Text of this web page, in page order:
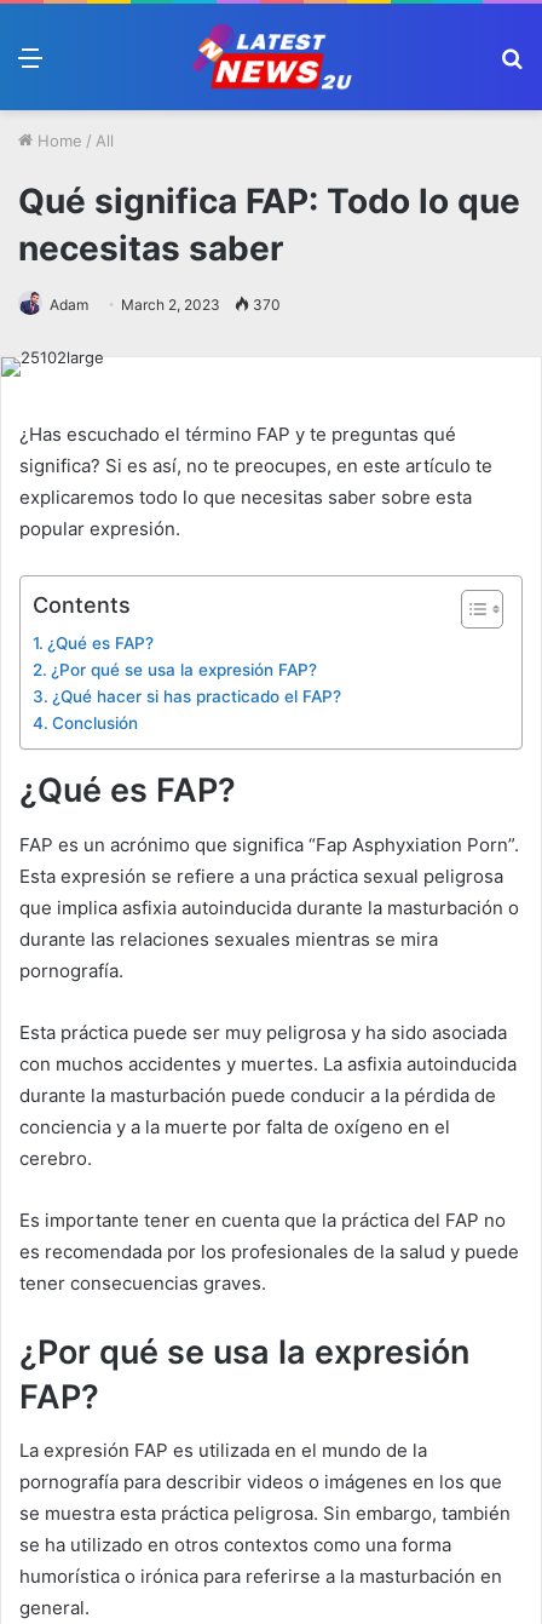
Home / All
Qué significa FAP: Todo lo que
necesitas saber
Adam March 2, 2023 370
¿Has escuchado el término FAP y te preguntas qué
significa? Si es así, no te preocupes, en este artículo te
explicaremos todo lo que necesitas saber sobre esta
popular expresión.
Contents
¿Qué es FAP?
¿Por qué se usa la expresión FAP?
¿Qué hacer si has practicado el FAP?
Conclusión
¿Qué es FAP?
FAP es un acrónimo que significa “Fap Asphyxiation Porn”.
Esta expresión se refiere a una práctica sexual peligrosa
que implica asfixia autoinducida durante la masturbación o
durante las relaciones sexuales mientras se mira
pornografía.
Esta práctica puede ser muy peligrosa y ha sido asociada
con muchos accidentes y muertes. La asfixia autoinducida
durante la masturbación puede conducir a la pérdida de
conciencia y a la muerte por falta de oxígeno en el
cerebro.
Es importante tener en cuenta que la práctica del FAP no
es recomendada por los profesionales de la salud y puede
tener consecuencias graves.
¿Por qué se usa la expresión
FAP?
La expresión FAP es utilizada en el mundo de la
pornografía para describir videos o imágenes en los que
se muestra esta práctica peligrosa. Sin embargo, también
se ha utilizado en otros contextos como una forma
humorística o irónica para referirse a la masturbación en
general.